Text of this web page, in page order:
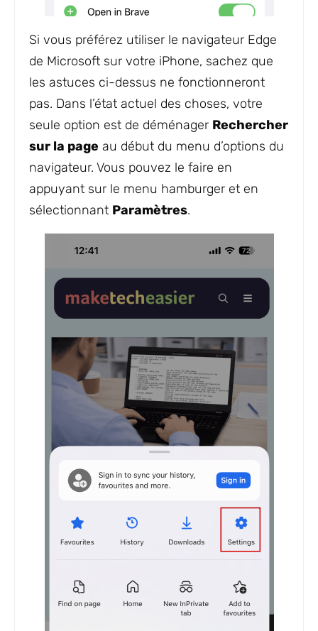
Si vous préférez utiliser le navigateur Edge
de Microsoft sur votre iPhone, sachez que
les astuces ci-dessus ne fonctionneront
pas. Dans l’état actuel des choses, votre
seule option est de déménager Rechercher
sur la page au début du menu d’options du
navigateur. Vous pouvez le faire en
appuyant sur le menu hamburger et en
sélectionnant Paramètres.